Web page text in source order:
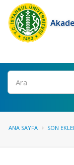
Ara
ANA SAYFA SON